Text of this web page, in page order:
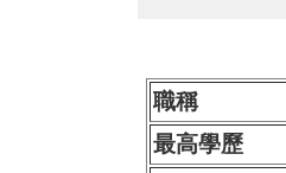
職稱
最高學歷